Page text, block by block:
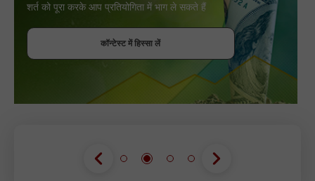
कॉन्टेस्ट में हिस्सा लें
शर्त को पूरा करके आप प्रतियोगिता में भाग ले सकते हैं
कॉन्टेस्ट में हिस्सा लें
कॉन्टेस्ट में हिस्सा लें